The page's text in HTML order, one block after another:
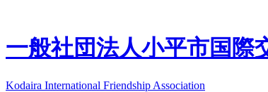
一般社団法人小平市国際
Kodaira International Friendship Association